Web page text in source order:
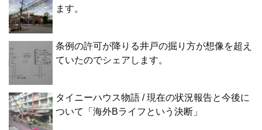
ます。
条例の許可が降りる井戸の掘り方が想像を超え
ていたのでシェアします。
タイニーハウス物語 / 現在の状況報告と今後に
ついて「海外Bライフという決断」